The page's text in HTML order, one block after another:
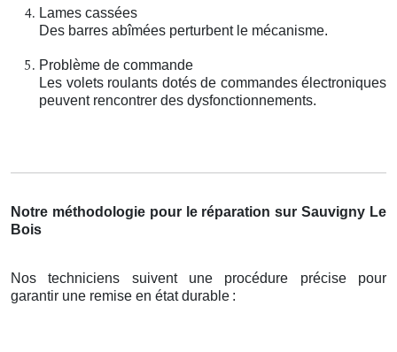
Lames cassées
Des barres abîmées perturbent le mécanisme.
Problème de commande
Les volets roulants dotés de commandes électroniques
peuvent rencontrer des dysfonctionnements.
Notre méthodologie pour le réparation sur Sauvigny Le
Bois
Nos techniciens suivent une procédure précise pour
garantir une remise en état durable :